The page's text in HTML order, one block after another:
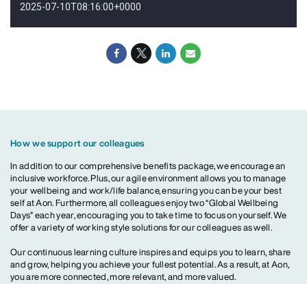
2025-07-10T08:16:00+0000
How we support our colleagues
In addition to our comprehensive benefits package, we encourage an
inclusive workforce. Plus, our agile environment allows you to manage
your wellbeing and work/life balance, ensuring you can be your best
self at Aon. Furthermore, all colleagues enjoy two “Global Wellbeing
Days” each year, encouraging you to take time to focus on yourself. We
offer a variety of working style solutions for our colleagues as well.
Our continuous learning culture inspires and equips you to learn, share
and grow, helping you achieve your fullest potential. As a result, at Aon,
you are more connected, more relevant, and more valued.